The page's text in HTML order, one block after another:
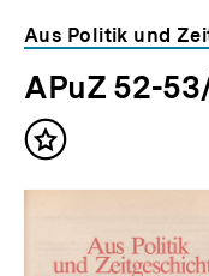
Inhaltskarousell
für
weitere
Inhalte
Inhaltskarussell
überspringen
Aus Politik und
APuZ 52-
Inhalt